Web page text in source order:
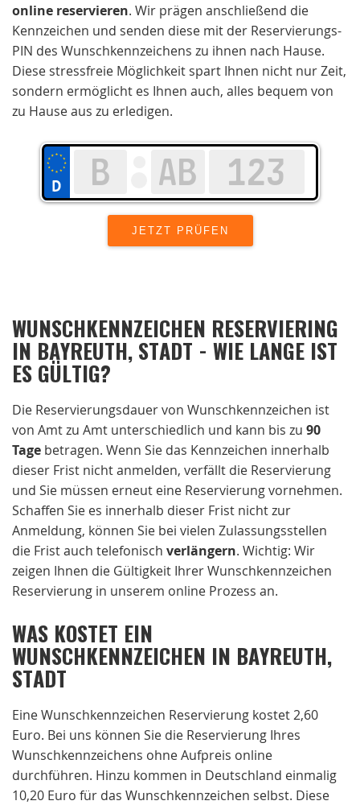
online reservieren. Wir prägen anschließend die
Kennzeichen und senden diese mit der Reservierungs-
PIN des Wunschkennzeichens zu ihnen nach Hause.
Diese stressfreie Möglichkeit spart Ihnen nicht nur Zeit,
sondern ermöglicht es Ihnen auch, alles bequem von
zu Hause aus zu erledigen.
WUNSCHKENNZEICHEN RESERVIERING
IN BAYREUTH, STADT - WIE LANGE IST
ES GÜLTIG?
Die Reservierungsdauer von Wunschkennzeichen ist
von Amt zu Amt unterschiedlich und kann bis zu 90
Tage betragen. Wenn Sie das Kennzeichen innerhalb
dieser Frist nicht anmelden, verfällt die Reservierung
und Sie müssen erneut eine Reservierung vornehmen.
Schaffen Sie es innerhalb dieser Frist nicht zur
Anmeldung, können Sie bei vielen Zulassungsstellen
die Frist auch telefonisch verlängern. Wichtig: Wir
zeigen Ihnen die Gültigkeit Ihrer Wunschkennzeichen
Reservierung in unserem online Prozess an.
WAS KOSTET EIN
WUNSCHKENNZEICHEN IN BAYREUTH,
STADT
Eine Wunschkennzeichen Reservierung kostet 2,60
Euro. Bei uns können Sie die Reservierung Ihres
Wunschkennzeichens ohne Aufpreis online
durchführen. Hinzu kommen in Deutschland einmalig
10,20 Euro für das Wunschkennzeichen selbst. Diese